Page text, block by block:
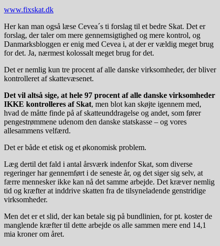
www.fixskat.dk
Her kan man også læse Cevea´s ti forslag til et bedre Skat. Det er
forslag, der taler om mere gennemsigtighed og mere kontrol, og
Danmarksbloggen er enig med Cevea i, at der er vældig meget brug
for det. Ja, nærmest kolossalt meget brug for det.
Det er nemlig kun tre procent af alle danske virksomheder, der bliver
kontrolleret af skattevæsenet.
Det vil altså sige, at hele 97 procent af alle danske virksomheder
IKKE kontrolleres af Skat, men blot kan skøjte igennem med,
hvad de måtte finde på af skatteunddragelse og andet, som fører
pengestrømmene udenom den danske statskasse – og vores
allesammens velfærd.
Det er både et etisk og et økonomisk problem.
Læg dertil det fald i antal årsværk indenfor Skat, som diverse
regeringer har gennemført i de seneste år, og det siger sig selv, at
færre mennesker ikke kan nå det samme arbejde. Det kræver nemlig
tid og kræfter at inddrive skatten fra de tilsyneladende genstridige
virksomheder.
Men det er et slid, der kan betale sig på bundlinien, for pt. koster de
manglende kræfter til dette arbejde os alle sammen mere end 14,1
mia kroner om året.